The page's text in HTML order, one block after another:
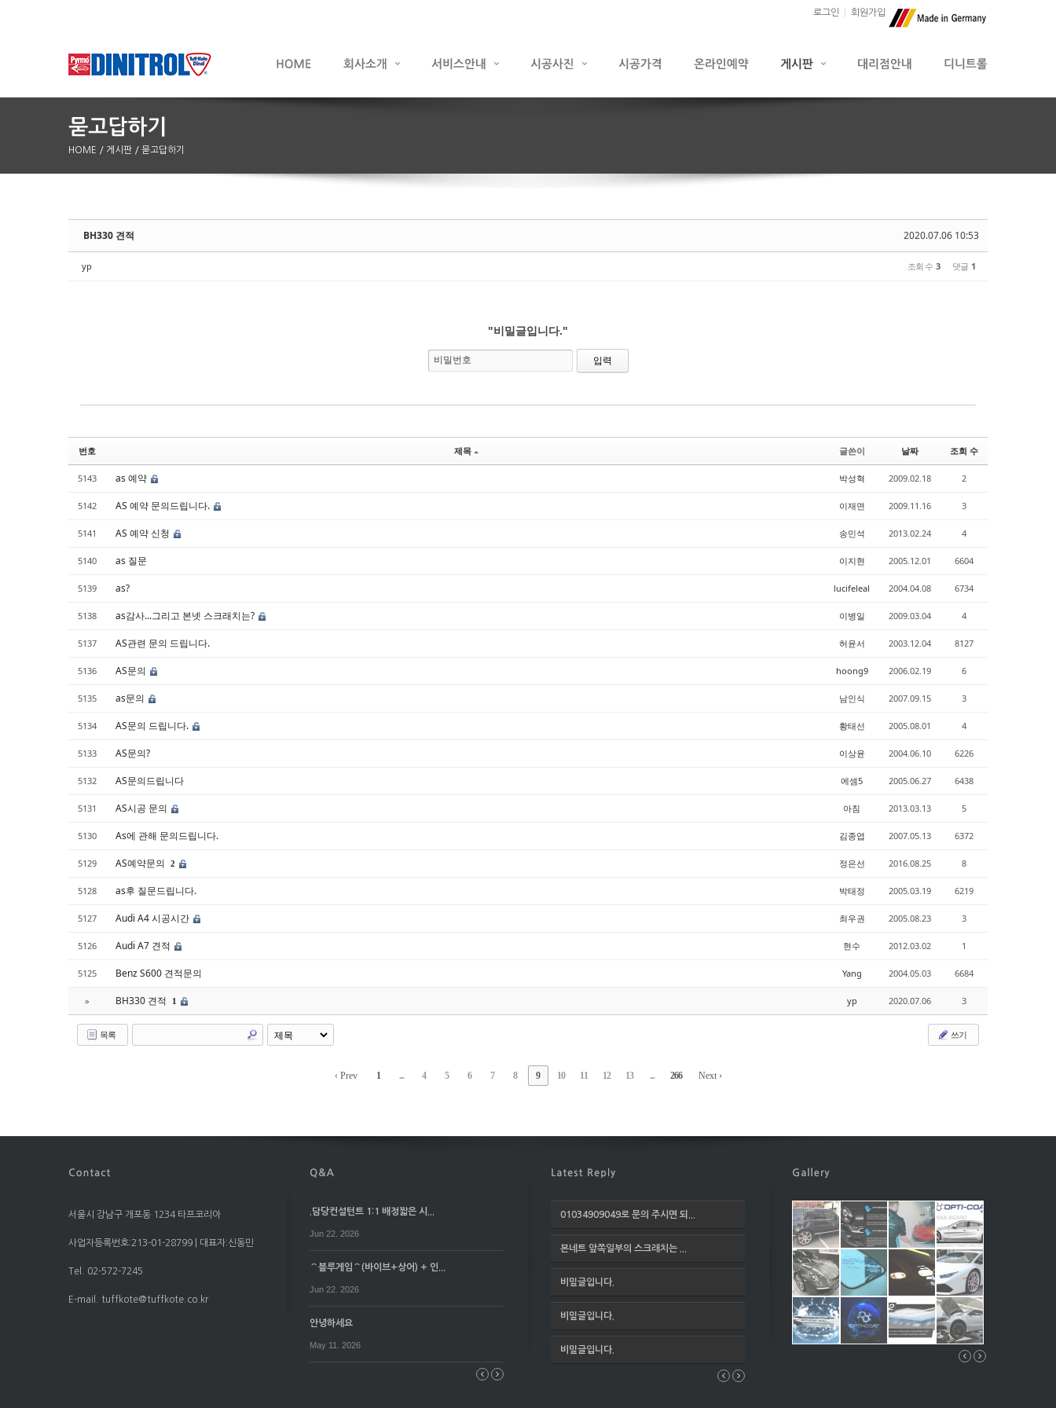
로그인 회원가입
HOME / 게시판 / 묻고답하기
2020.07.06 10:53
BH330 견적
yp 조회 수 3 댓글 1
"비밀글입니다."
비밀번호
번호 제목 글쓴이 날짜 조회 수
5143 as 예약 박성혁 2009.02.18 2
5142 AS 예약 문의드립니다. 이재면 2009.11.16 3
5141 AS 예약 신청 송민석 2013.02.24 4
5140 as 질문 이지현 2005.12.01 6604
5139 as? lucifeleal 2004.04.08 6734
5138 as감사...그리고 본넷 스크래치는? 이병일 2009.03.04 4
5137 AS관련 문의 드립니다. 허윤서 2003.12.04 8127
5136 AS문의 hoong9 2006.02.19 6
5135 as문의 남인식 2007.09.15 3
5134 AS문의 드립니다. 황태선 2005.08.01 4
5133 AS문의? 이상윤 2004.06.10 6226
5132 AS문의드립니다 에셈5 2005.06.27 6438
5131 AS시공 문의 아침 2013.03.13 5
5130 As에 관해 문의드립니다. 김종엽 2007.05.13 6372
5129 AS예약문의 2 정은선 2016.08.25 8
5128 as후 질문드립니다. 박태정 2005.03.19 6219
5127 Audi A4 시공시간 최우권 2005.08.23 3
5126 Audi A7 견적 현수 2012.03.02 1
5125 Benz S600 견적문의 Yang 2004.05.03 6684
» BH330 견적 1 yp 2020.07.06 3
목록 쓰기
‹ Prev 1 ... 4 5 6 7 8 9 10 11 12 13 ... 266 Next ›
Sketchbook5, 스케치북5
Sketchbook5, 스케치북5
서울시 강남구 개포동 1234 타프코리아
사업자등록번호:213-01-28799 | 대표자:신동민
Tel. 02-572-7245
E-mail. tuffkote@tuffkote.co.kr
.담당컨설턴트 1:1 배정짧은 시...
Jun 22. 2026
⌒블루게임⌒(바이브+상어) + 인...
Jun 22. 2026
안녕하세요
May 11. 2026
01034909049로 문의 주시면 되...
본네트 앞쪽일부의 스크래치는 ...
비밀글입니다.
비밀글입니다.
비밀글입니다.